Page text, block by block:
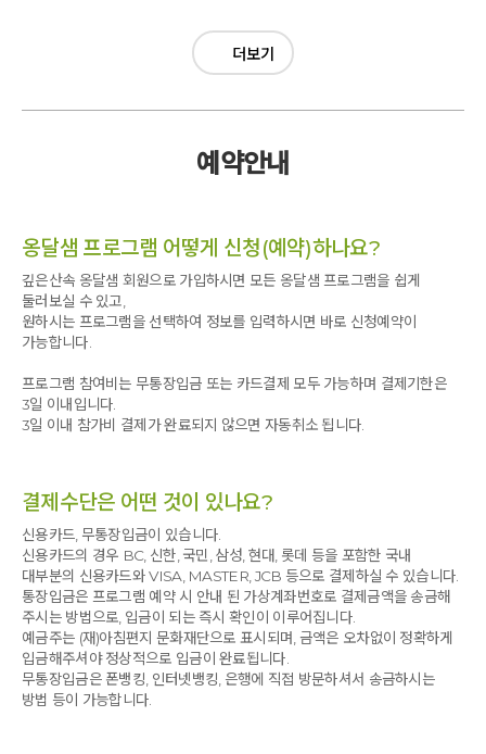
더보기
예약안내
옹달샘 프로그램 어떻게 신청(예약)하나요?
깊은산속 옹달샘 회원으로 가입하시면 모든 옹달샘 프로그램을 쉽게
둘러보실 수 있고,
원하시는 프로그램을 선택하여 정보를 입력하시면 바로 신청예약이
가능합니다.
프로그램 참여비는 무통장입금 또는 카드결제 모두 가능하며 결제기한은
3일 이내입니다.
3일 이내 참가비 결제가 완료되지 않으면 자동취소 됩니다.
결제수단은 어떤 것이 있나요?
신용카드, 무통장입금이 있습니다.
신용카드의 경우 BC, 신한, 국민, 삼성, 현대, 롯데 등을 포함한 국내
대부분의 신용카드와 VISA, MASTER, JCB 등으로 결제하실 수 있습니다.
통장입금은 프로그램 예약 시 안내 된 가상계좌번호로 결제금액을 송금해
주시는 방법으로, 입금이 되는 즉시 확인이 이루어집니다.
예금주는 (재)아침편지 문화재단으로 표시되며, 금액은 오차없이 정확하게
입금해주셔야 정상적으로 입금이 완료됩니다.
무통장입금은 폰뱅킹, 인터넷뱅킹, 은행에 직접 방문하셔서 송금하시는
방법 등이 가능합니다.